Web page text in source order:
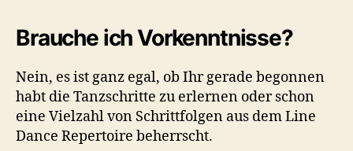
Brauche ich Vorkenntnisse?
Nein, es ist ganz egal, ob Ihr gerade begonnen
habt die Tanzschritte zu erlernen oder schon
eine Vielzahl von Schrittfolgen aus dem Line
Dance Repertoire beherrscht.